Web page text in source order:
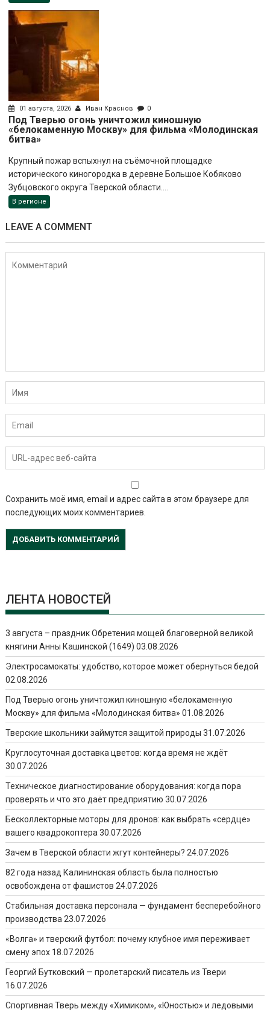
01 августа, 2026 Иван Краснов 0
Под Тверью огонь уничтожил киношную
«белокаменную Москву» для фильма «Молодинская
битва»
Крупный пожар вспыхнул на съёмочной площадке
исторического киногородка в деревне Большое Кобяково
Зубцовского округа Тверской области....
В регионе
LEAVE A COMMENT
Сохранить моё имя, email и адрес сайта в этом браузере для
последующих моих комментариев.
ЛЕНТА НОВОСТЕЙ
3 августа – праздник Обретения мощей благоверной великой
княгини Анны Кашинской (1649) 03.08.2026
Электросамокаты: удобство, которое может обернуться бедой
02.08.2026
Под Тверью огонь уничтожил киношную «белокаменную
Москву» для фильма «Молодинская битва» 01.08.2026
Тверские школьники займутся защитой природы 31.07.2026
Круглосуточная доставка цветов: когда время не ждёт
30.07.2026
Техническое диагностирование оборудования: когда пора
проверять и что это даёт предприятию 30.07.2026
Бесколлекторные моторы для дронов: как выбрать «сердце»
вашего квадрокоптера 30.07.2026
Зачем в Тверской области жгут контейнеры? 24.07.2026
82 года назад Калининская область была полностью
освобождена от фашистов 24.07.2026
Стабильная доставка персонала — фундамент бесперебойного
производства 23.07.2026
«Волга» и тверский футбол: почему клубное имя переживает
смену эпох 18.07.2026
Георгий Бутковский — пролетарский писатель из Твери
16.07.2026
Спортивная Тверь между «Химиком», «Юностью» и ледовыми